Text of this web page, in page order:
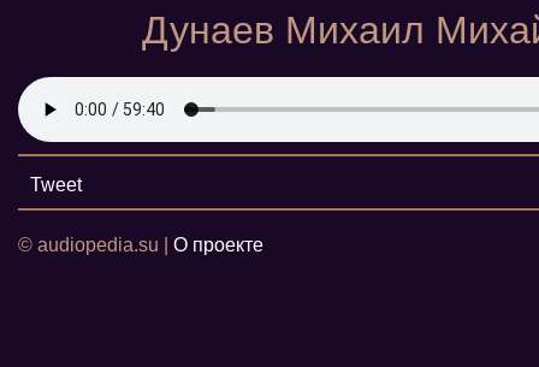
Дунаев Михаил
Tweet
© audiopedia.su | О проекте